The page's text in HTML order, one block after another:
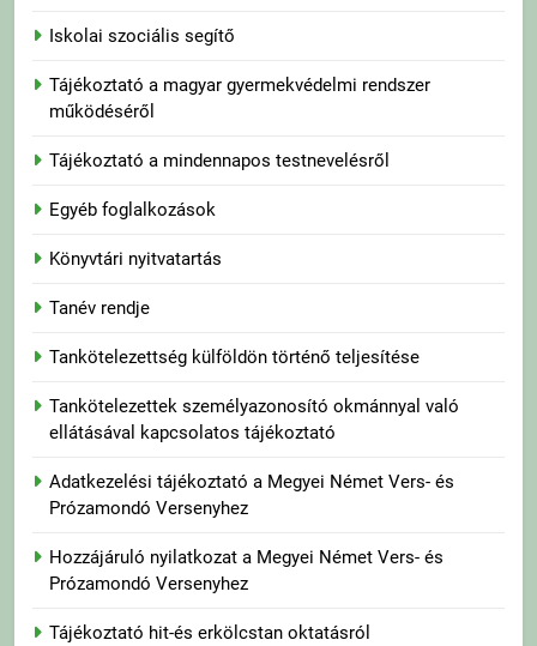
Iskolai szociális segítő
Tájékoztató a magyar gyermekvédelmi rendszer
működéséről
Tájékoztató a mindennapos testnevelésről
Egyéb foglalkozások
Könyvtári nyitvatartás
Tanév rendje
Tankötelezettség külföldön történő teljesítése
Tankötelezettek személyazonosító okmánnyal való
ellátásával kapcsolatos tájékoztató
Adatkezelési tájékoztató a Megyei Német Vers- és
Prózamondó Versenyhez
Hozzájáruló nyilatkozat a Megyei Német Vers- és
Prózamondó Versenyhez
Tájékoztató hit-és erkölcstan oktatásról